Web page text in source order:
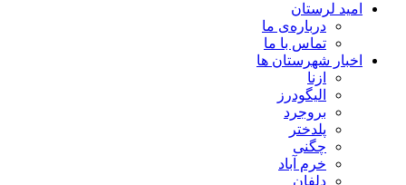
امید لرستان
درباره‌ی ما
تماس با ما
اخبار شهرستان ها
ازنا
الیگودرز
بروجرد
پلدختر
چگنی
خرم آباد
دلفان